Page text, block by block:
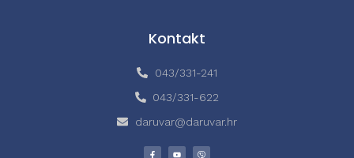
Kontakt
043/331-241
043/331-622
daruvar@daruvar.hr